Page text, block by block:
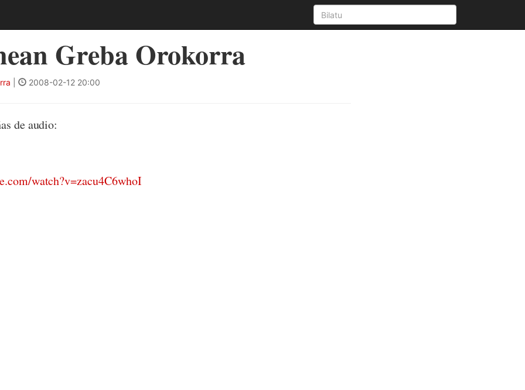
Greba Orokorra
2008-02-12 20:00
de audio:
watch?v=zacu4C6whoI